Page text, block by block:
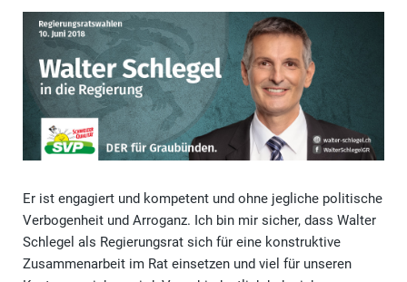
Er ist engagiert und kompetent und ohne jegliche politische
Verbogenheit und Arroganz. Ich bin mir sicher, dass Walter
Schlegel als Regierungsrat sich für eine konstruktive
Zusammenarbeit im Rat einsetzen und viel für unseren